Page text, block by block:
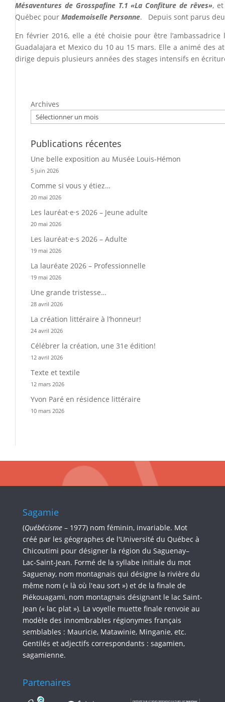
Mésaventures de Grosspafine T.1 «La Confiture de rêves», et
Québec pour Mademoiselle Personne. Depuis sont parus
En février 2016, elle a été choisie pour être
Guadalajara et Mexico du 10 au 15 mars. Elle a animé des
dirige depuis plusieurs années des stages intensifs en
Archives
Publications récentes
Une belle exposition au Musée Louis-Hémon
5 juin 2026
Comme si vous y étiez…
20 mai 2026
Les lauréat·e·s 2026 – Jeune adulte
20 mai 2026
Les lauréat·e·s 2026 – Adulte
19 mai 2026
La lauréate 2026 – Professionnelle
19 mai 2026
Une grande tristesse…
28 avril 2026
La création littéraire à l’honneur!
24 avril 2026
Célébrer la création, une 31e édition!
12 avril 2026
Texte et textile
12 mars 2026
Yvon Paré en résidence littéraire
10 mars 2026
Sagamie
(Québécisme – 1977) nom féminin, invariable. Mot
créé par les géographes de l'Université du Québec à
Chicoutimi pour désigner la région du Saguenay–
Lac-Saint-Jean. Formé de la syllabe initiale du mot
Saguenay, nom montagnais qui désigne la rivière du
même nom (« là où l'eau sort ») et de la finale de
Piékouagami, nom montagnais désignant le lac Saint-
Jean (« lac plat »). La voyelle muette finale renvoie au
modèle des innombrables régionymes français
semblables : Mauricie, Matawinie, Minganie, etc.
Gentilés et adjectifs correspondants : sagamien,
sagamienne.
Partenaires